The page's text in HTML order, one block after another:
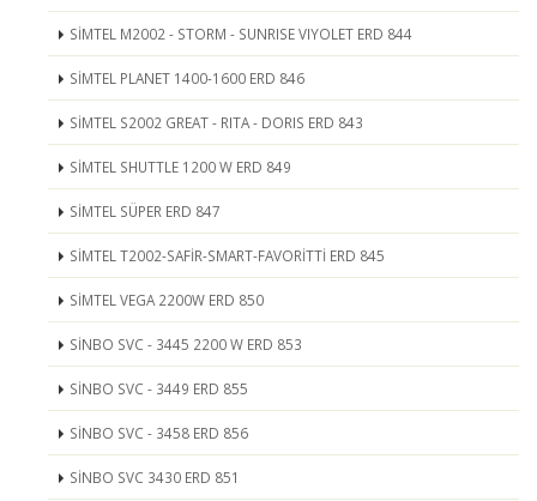
SİMTEL M2002 - STORM - SUNRISE VIYOLET ERD 844
SİMTEL PLANET 1400-1600 ERD 846
SİMTEL S2002 GREAT - RITA - DORIS ERD 843
SİMTEL SHUTTLE 1200 W ERD 849
SİMTEL SÜPER ERD 847
SİMTEL T2002-SAFİR-SMART-FAVORİTTİ ERD 845
SİMTEL VEGA 2200W ERD 850
SİNBO SVC - 3445 2200 W ERD 853
SİNBO SVC - 3449 ERD 855
SİNBO SVC - 3458 ERD 856
SİNBO SVC 3430 ERD 851